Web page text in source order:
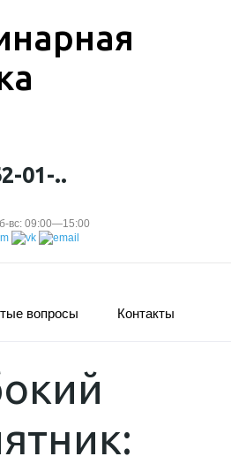
01-..
вс: 09:00—15:00
вопросы Контакты